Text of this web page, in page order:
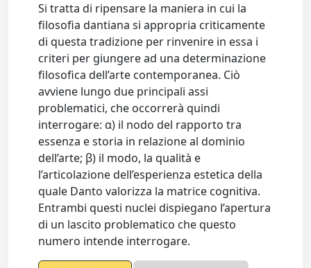
Si tratta di ripensare la maniera in cui la
filosofia dantiana si appropria criticamente
di questa tradizione per rinvenire in essa i
criteri per giungere ad una determinazione
filosofica dell’arte contemporanea. Ciò
avviene lungo due principali assi
problematici, che occorrerà quindi
interrogare: α) il nodo del rapporto tra
essenza e storia in relazione al dominio
dell’arte; β) il modo, la qualità e
l’articolazione dell’esperienza estetica della
quale Danto valorizza la matrice cognitiva.
Entrambi questi nuclei dispiegano l’apertura
di un lascito problematico che questo
numero intende interrogare.